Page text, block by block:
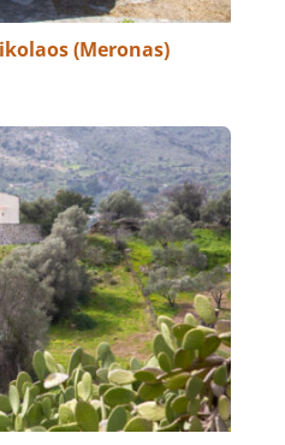
(Meronas)